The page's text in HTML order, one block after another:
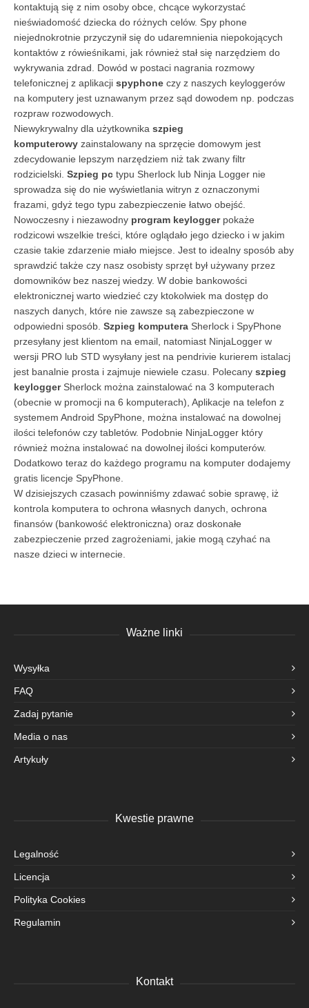
kontaktują się z nim osoby obce, chcące wykorzystać
nieświadomość dziecka do różnych celów. Spy phone
niejednokrotnie przyczynił się do udaremnienia niepokojących
kontaktów z rówieśnikami, jak również stał się narzędziem do
wykrywania zdrad. Dowód w postaci nagrania rozmowy
telefonicznej z aplikacji spyphone czy z naszych keyloggerów
na komputery jest uznawanym przez sąd dowodem np. podczas
rozpraw rozwodowych.
Niewykrywalny dla użytkownika szpieg
komputerowy zainstalowany na sprzęcie domowym jest
zdecydowanie lepszym narzędziem niż tak zwany filtr
rodzicielski. Szpieg pc typu Sherlock lub Ninja Logger nie
sprowadza się do nie wyświetlania witryn z oznaczonymi
frazami, gdyż tego typu zabezpieczenie łatwo obejść.
Nowoczesny i niezawodny program keylogger pokaże
rodzicowi wszelkie treści, które oglądało jego dziecko i w jakim
czasie takie zdarzenie miało miejsce. Jest to idealny sposób aby
sprawdzić także czy nasz osobisty sprzęt był używany przez
domowników bez naszej wiedzy. W dobie bankowości
elektronicznej warto wiedzieć czy ktokolwiek ma dostęp do
naszych danych, które nie zawsze są zabezpieczone w
odpowiedni sposób. Szpieg komputera Sherlock i SpyPhone
przesyłany jest klientom na email, natomiast NinjaLogger w
wersji PRO lub STD wysyłany jest na pendrivie kurierem istalacj
jest banalnie prosta i zajmuje niewiele czasu. Polecany szpieg
keylogger Sherlock można zainstalować na 3 komputerach
(obecnie w promocji na 6 komputerach), Aplikacje na telefon z
systemem Android SpyPhone, można instalować na dowolnej
ilości telefonów czy tabletów. Podobnie NinjaLogger który
również można instalować na dowolnej ilości komputerów.
Dodatkowo teraz do każdego programu na komputer dodajemy
gratis licencje SpyPhone.
W dzisiejszych czasach powinniśmy zdawać sobie sprawę, iż
kontrola komputera to ochrona własnych danych, ochrona
finansów (bankowość elektroniczna) oraz doskonałe
zabezpieczenie przed zagrożeniami, jakie mogą czyhać na
nasze dzieci w internecie.
Ważne linki
Wysyłka
FAQ
Zadaj pytanie
Media o nas
Artykuły
Kwestie prawne
Legalność
Licencja
Polityka Cookies
Regulamin
Kontakt